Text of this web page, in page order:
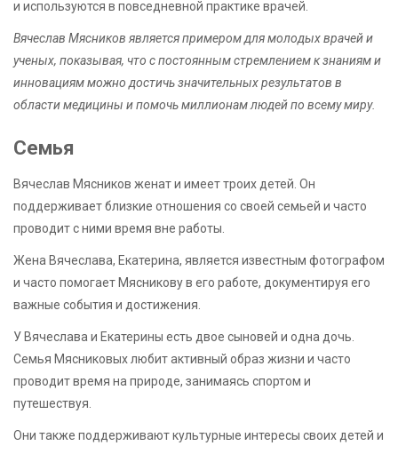
и используются в повседневной практике врачей.
Вячеслав Мясников является примером для молодых врачей и
ученых, показывая, что с постоянным стремлением к знаниям и
инновациям можно достичь значительных результатов в
области медицины и помочь миллионам людей по всему миру.
Семья
Вячеслав Мясников женат и имеет троих детей. Он
поддерживает близкие отношения со своей семьей и часто
проводит с ними время вне работы.
Жена Вячеслава, Екатерина, является известным фотографом
и часто помогает Мясникову в его работе, документируя его
важные события и достижения.
У Вячеслава и Екатерины есть двое сыновей и одна дочь.
Семья Мясниковых любит активный образ жизни и часто
проводит время на природе, занимаясь спортом и
путешествуя.
Они также поддерживают культурные интересы своих детей и